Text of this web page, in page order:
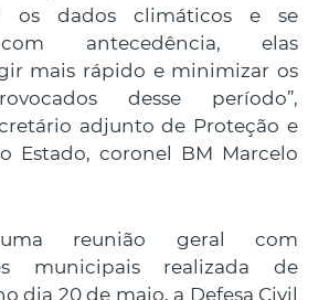
os dados climáticos e se
antecedência, elas
mais rápido e minimizar os
desse período”,
adjunto de Proteção e
Estado, coronel BM Marcelo
reunião geral com
municipais realizada de
dia 20 de maio, a Defesa Civil